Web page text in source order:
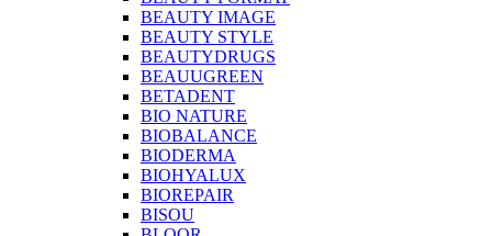
BEAUTY IMAGE
BEAUTY STYLE
BEAUTYDRUGS
BEAUUGREEN
BETADENT
BIO NATURE
BIOBALANCE
BIODERMA
BIOHYALUX
BIOREPAIR
BISOU